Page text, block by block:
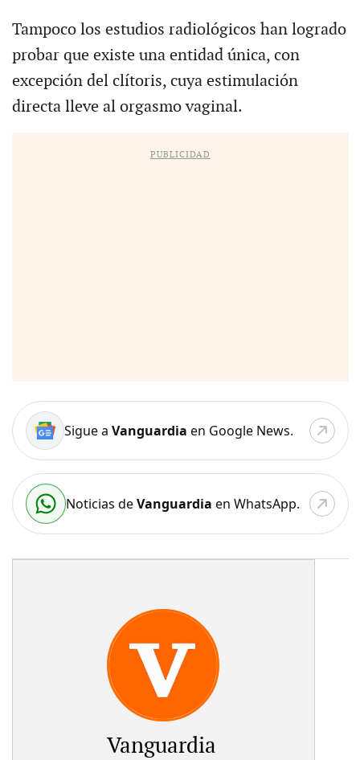
Tampoco los estudios radiológicos han logrado
probar que existe una entidad única, con
excepción del clítoris, cuya estimulación
directa lleve al orgasmo vaginal.
PUBLICIDAD
Sigue a Vanguardia en Google News.
Noticias deVanguardia en WhatsApp.
Vanguardia